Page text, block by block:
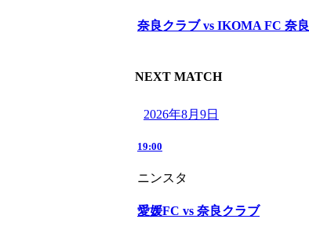
奈良クラブ vs IKOMA FC 奈良
NEXT MATCH
2026年8月9日
19:00
ニンスタ
愛媛FC vs 奈良クラブ